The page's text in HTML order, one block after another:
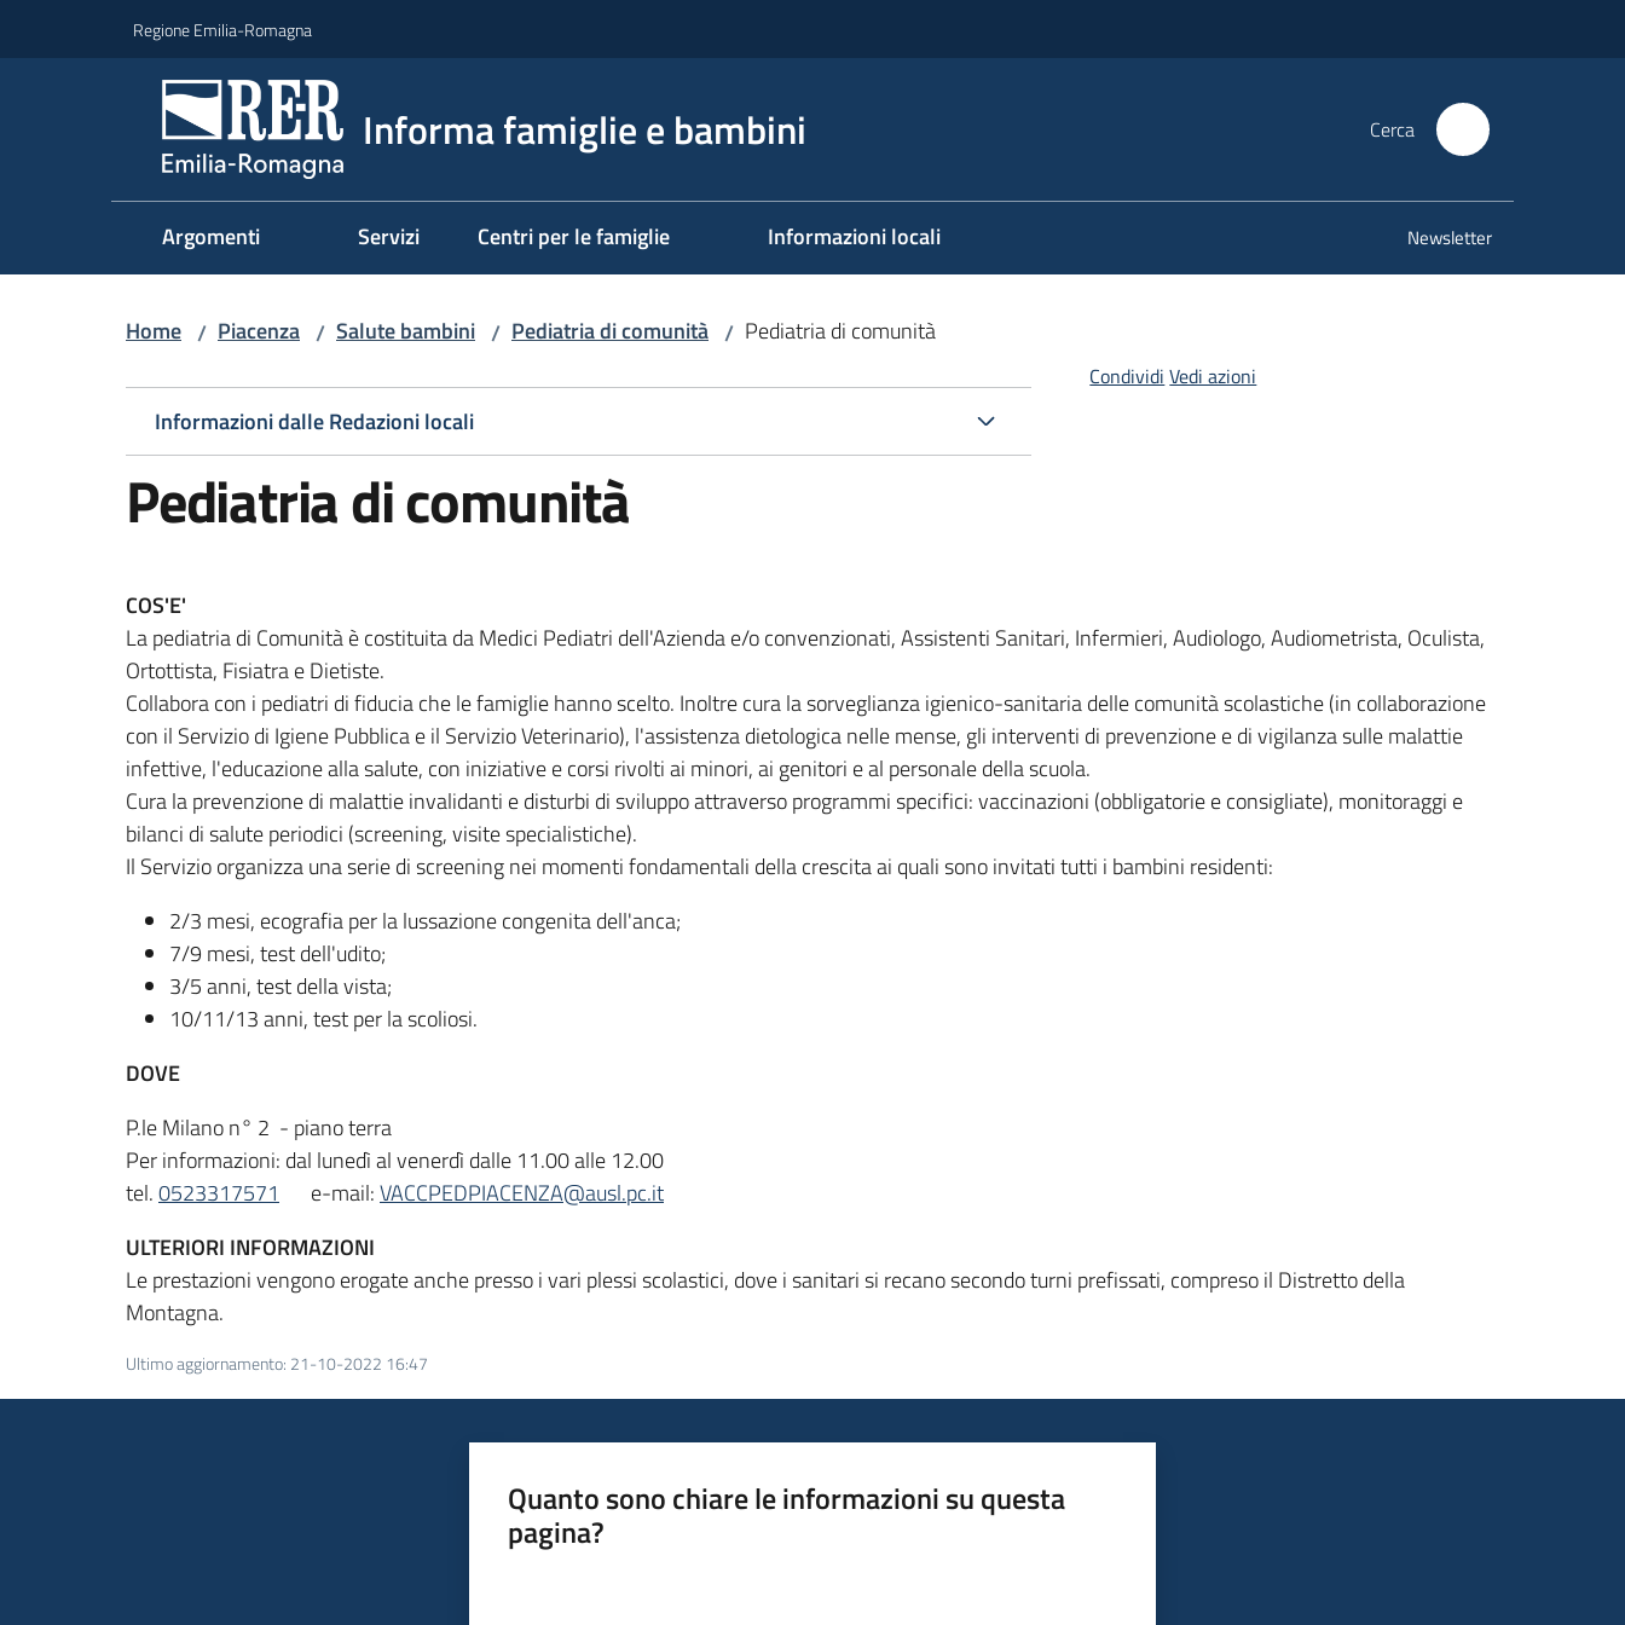
Regione Emilia-Romagna
Informa famiglie e bambini Cerca
Argomenti Servizi Centri per le famiglie Informazioni locali Newsletter
Home / Piacenza / Salute bambini / Pediatria di comunità / Pediatria di comunità
Informazioni dalle Redazioni locali
Pediatria di comunità
Condividi Vedi azioni
COS'E'
La pediatria di Comunità è costituita da Medici Pediatri dell'Azienda e/o convenzionati, Assistenti Sanitari, Infermieri, Audiologo, Audiometrista, Oculista,
Ortottista, Fisiatra e Dietiste.
Collabora con i pediatri di fiducia che le famiglie hanno scelto. Inoltre cura la sorveglianza igienico-sanitaria delle comunità scolastiche (in collaborazione
con il Servizio di Igiene Pubblica e il Servizio Veterinario), l'assistenza dietologica nelle mense, gli interventi di prevenzione e di vigilanza sulle malattie
infettive, l'educazione alla salute, con iniziative e corsi rivolti ai minori, ai genitori e al personale della scuola.
Cura la prevenzione di malattie invalidanti e disturbi di sviluppo attraverso programmi specifici: vaccinazioni (obbligatorie e consigliate), monitoraggi e
bilanci di salute periodici (screening, visite specialistiche).
Il Servizio organizza una serie di screening nei momenti fondamentali della crescita ai quali sono invitati tutti i bambini residenti:
2/3 mesi, ecografia per la lussazione congenita dell'anca;
7/9 mesi, test dell'udito;
3/5 anni, test della vista;
10/11/13 anni, test per la scoliosi.
DOVE
P.le Milano n° 2 - piano terra
Per informazioni: dal lunedì al venerdì dalle 11.00 alle 12.00
tel.0523317571 e-mail:VACCPEDPIACENZA@ausl.pc.it
ULTERIORI INFORMAZIONI
Le prestazioni vengono erogate anche presso i vari plessi scolastici, dove i sanitari si recano secondo turni prefissati, compreso il Distretto della
Montagna.
Ultimo aggiornamento: 21-10-2022 16:47
Quanto sono chiare le informazioni su questa
pagina?